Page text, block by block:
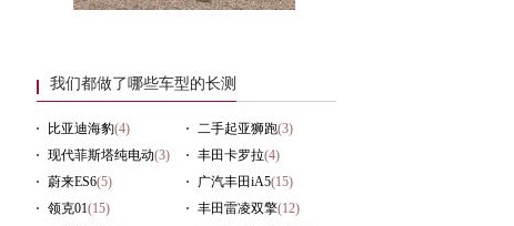
我们都做了哪些车型的长测
比亚迪海豹(4) 二手起亚狮跑(3)
现代菲斯塔纯电动(3) 丰田卡罗拉(4)
蔚来ES6(5) 广汽丰田iA5(15)
领克01(15) 丰田雷凌双擎(12)